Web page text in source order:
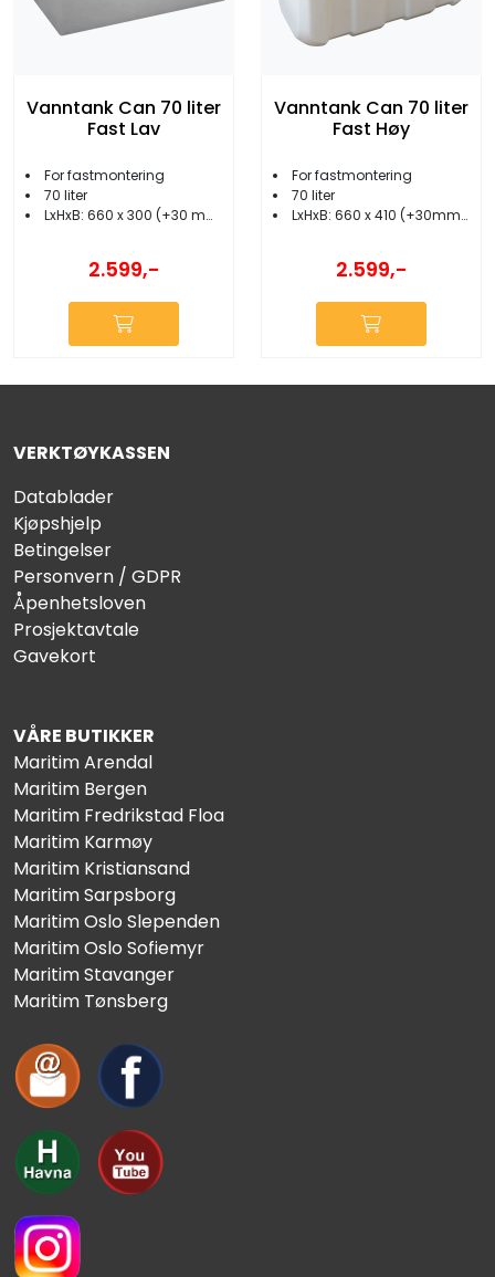
Vanntank Can 70 liter
Fast Lav
For fastmontering
70 liter
LxHxB: 660 x 300 (+30 mm)x 410 mm
2.599,-
Vanntank Can 70 liter
Fast Høy
For fastmontering
70 liter
LxHxB: 660 x 410 (+30mm) x 300 mm
2.599,-
VERKTØYKASSEN
Datablader
Kjøpshjelp
Betingelser
Personvern / GDPR
Åpenhetsloven
Prosjektavtale
Gavekort
VÅRE BUTIKKER
Maritim Arendal
Maritim Bergen
Maritim Fredrikstad Floa
Maritim Karmøy
Maritim Kristiansand
Maritim Sarpsborg
Maritim Oslo Slependen
Maritim Oslo Sofiemyr
Maritim Stavanger
Maritim Tønsberg